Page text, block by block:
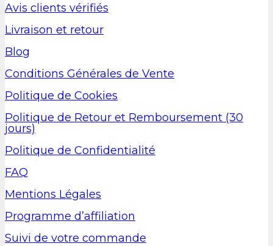
Avis clients vérifiés
Livraison et retour
Blog
Conditions Générales de Vente
Politique de Cookies
Politique de Retour et Remboursement (30
jours)
Politique de Confidentialité
FAQ
Mentions Légales
Programme d’affiliation
Suivi de votre commande